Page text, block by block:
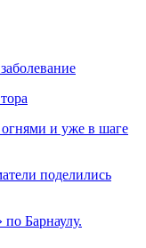
огнями и уже в шаге
поделились
Барнаулу.